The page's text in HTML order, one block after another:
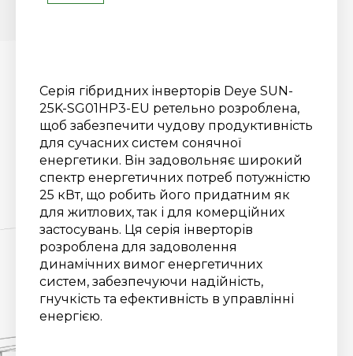
Серія гібридних інверторів Deye SUN-
25K-SG01HP3-EU ретельно розроблена,
щоб забезпечити чудову продуктивність
для сучасних систем сонячної
енергетики. Він задовольняє широкий
спектр енергетичних потреб потужністю
25 кВт, що робить його придатним як
для житлових, так і для комерційних
застосувань. Ця серія інверторів
розроблена для задоволення
динамічних вимог енергетичних
систем, забезпечуючи надійність,
гнучкість та ефективність в управлінні
енергією.